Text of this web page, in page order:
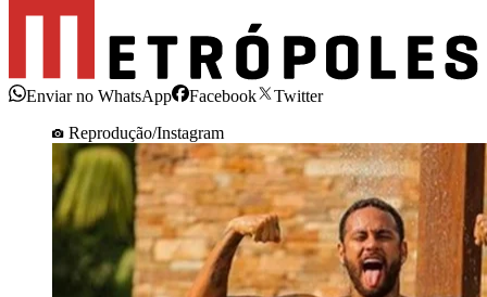
Enviar no WhatsApp Facebook
Twitter
Reprodução/Instagram